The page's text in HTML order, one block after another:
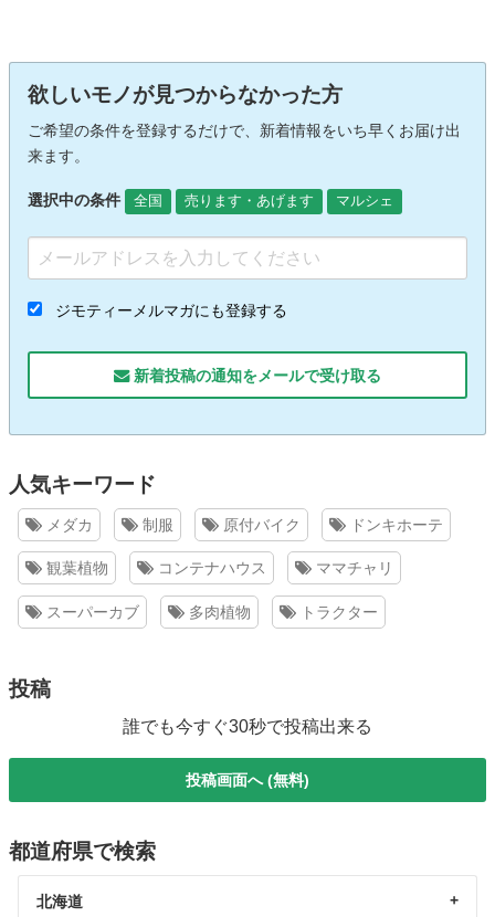
欲しいモノが見つからなかった方
ご希望の条件を登録するだけで、新着情報をいち早くお届け出
来ます。
選択中の条件 全国 売ります・あげます マルシェ
ジモティーメルマガにも登録する
新着投稿の通知をメールで受け取る
人気キーワード
メダカ 制服 原付バイク ドンキホーテ
観葉植物 コンテナハウス ママチャリ
スーパーカブ 多肉植物 トラクター
投稿
誰でも今すぐ30秒で投稿出来る
投稿画面へ (無料)
都道府県で検索
北海道